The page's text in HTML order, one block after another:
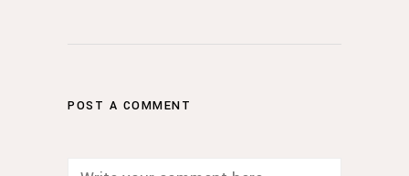
POST A COMMENT